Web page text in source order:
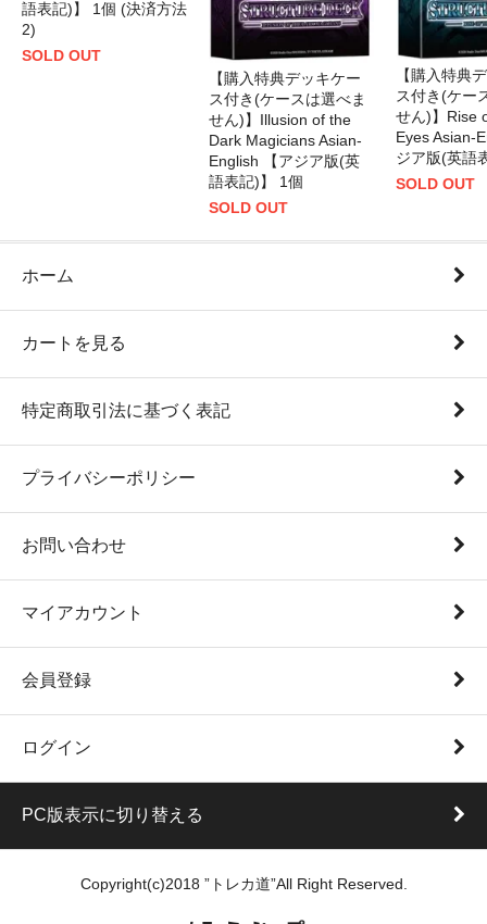
語表記)】 1個 (決済方法
2)
SOLD OUT
【購入特典デッキケー
ス付き(ケースは選べま
せん)】Illusion of the
Dark Magicians Asian-
English 【アジア版(英
語表記)】 1個
SOLD OUT
【購入特典
ス付き(ケー
せん)】Rise
Eyes Asian-
ジア版(英語
SOLD OUT
ホーム
カートを見る
特定商取引法に基づく表記
プライバシーポリシー
お問い合わせ
マイアカウント
会員登録
ログイン
PC版表示に切り替える
Copyright(c)2018 ”トレカ道”All Right Reserved.